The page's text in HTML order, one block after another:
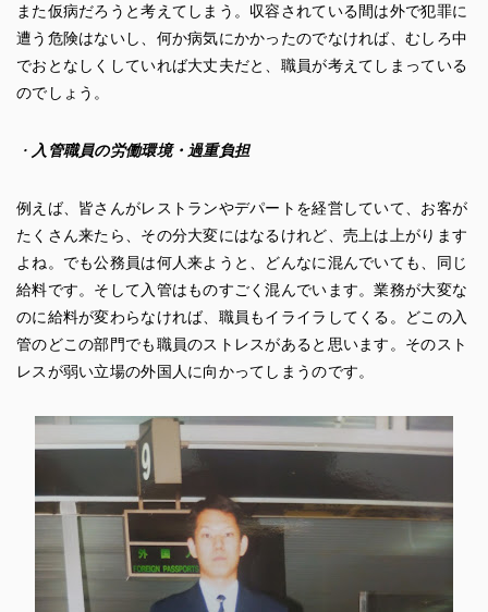
また仮病だろうと考えてしまう。収容されている間は外で犯罪に
遭う危険はないし、何か病気にかかったのでなければ、むしろ中
でおとなしくしていれば大丈夫だと、職員が考えてしまっている
のでしょう。
・ 入管職員の労働環境・過重負担
例えば、皆さんがレストランやデパートを経営していて、お客が
たくさん来たら、その分大変にはなるけれど、売上は上がります
よね。でも公務員は何人来ようと、どんなに混んでいても、同じ
給料です。そして入管はものすごく混んでいます。業務が大変な
のに給料が変わらなければ、職員もイライラしてくる。どこの入
管のどこの部門でも職員のストレスがあると思います。そのスト
レスが弱い立場の外国人に向かってしまうのです。